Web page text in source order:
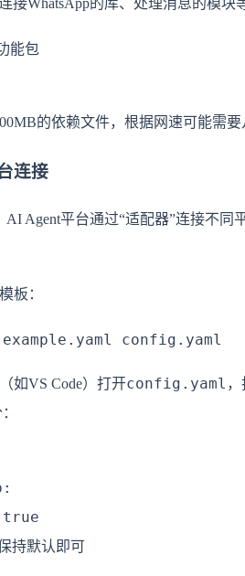
能包
的依赖文件，根据网速可能需
连接
Agent平台通过“适配器”连接不同
板：
config.yaml
如VS Code）打开config.yaml
true
持默认即可